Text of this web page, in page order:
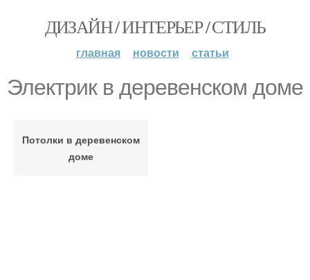
ДИЗАЙН / ИНТЕРЬЕР / СТИЛЬ
главная новости статьи
Электрик в деревенском доме
Потолки в деревенском
доме